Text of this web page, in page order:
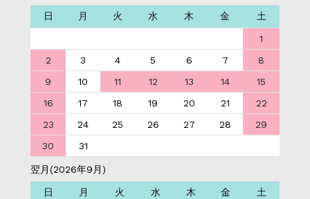
日 月 火 水 木 金 土
1
2
3 4 5 6 7
8
9
10 11 12 13 14
15
16
17 18 19 20 21
22
23
24 25 26 27 28
29
30
31
翌月(2026年9月)
日 月 火 水 木 金 土